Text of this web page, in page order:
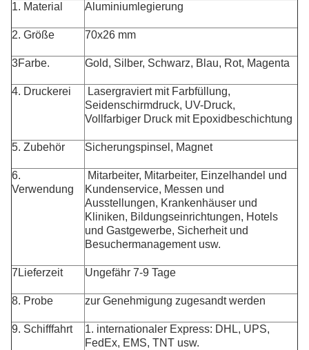
1. Material Aluminiumlegierung
2. Größe 70x26 mm
3Farbe. Gold, Silber, Schwarz, Blau, Rot, Magenta
4. Druckerei
Lasergraviert mit Farbfüllung,
Seidenschirmdruck, UV-Druck,
Vollfarbiger Druck mit Epoxidbeschichtung
5. Zubehör Sicherungspinsel, Magnet
6.
Verwendung
Mitarbeiter, Mitarbeiter, Einzelhandel und
Kundenservice, Messen und
Ausstellungen, Krankenhäuser und
Kliniken, Bildungseinrichtungen, Hotels
und Gastgewerbe, Sicherheit und
Besuchermanagement usw.
7Lieferzeit Ungefähr 7-9 Tage
8. Probe zur Genehmigung zugesandt werden
9. Schifffahrt
1. internationaler Express: DHL, UPS,
FedEx, EMS, TNT usw.